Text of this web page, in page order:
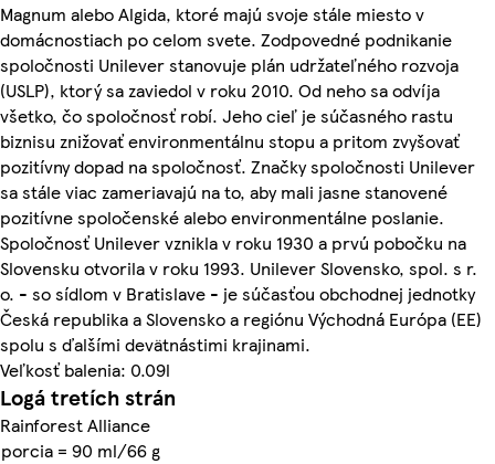
Magnum alebo Algida, ktoré majú svoje stále miesto v
domácnostiach po celom svete. Zodpovedné podnikanie
spoločnosti Unilever stanovuje plán udržateľného rozvoja
(USLP), ktorý sa zaviedol v roku 2010. Od neho sa odvíja
všetko, čo spoločnosť robí. Jeho cieľ je súčasného rastu
biznisu znižovať environmentálnu stopu a pritom zvyšovať
pozitívny dopad na spoločnosť. Značky spoločnosti Unilever
sa stále viac zameriavajú na to, aby mali jasne stanovené
pozitívne spoločenské alebo environmentálne poslanie.
Spoločnosť Unilever vznikla v roku 1930 a prvú pobočku na
Slovensku otvorila v roku 1993. Unilever Slovensko, spol. s r.
o. - so sídlom v Bratislave - je súčasťou obchodnej jednotky
Česká republika a Slovensko a regiónu Východná Európa (EE)
spolu s ďalšími devätnástimi krajinami.
Veľkosť balenia: 0.09l
Logá tretích strán
Rainforest Alliance
porcia = 90 ml/66 g